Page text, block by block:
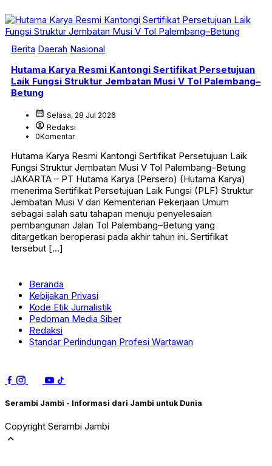
Berita Daerah Nasional
Hutama Karya Resmi Kantongi Sertifikat Persetujuan
Laik Fungsi Struktur Jembatan Musi V Tol Palembang–
Betung
calendar_month Selasa, 28 Jul 2026
account_circle Redaksi
0Komentar
Hutama Karya Resmi Kantongi Sertifikat Persetujuan Laik
Fungsi Struktur Jembatan Musi V Tol Palembang–Betung
JAKARTA – PT Hutama Karya (Persero) (Hutama Karya)
menerima Sertifikat Persetujuan Laik Fungsi (PLF) Struktur
Jembatan Musi V dari Kementerian Pekerjaan Umum
sebagai salah satu tahapan menuju penyelesaian
pembangunan Jalan Tol Palembang–Betung yang
ditargetkan beroperasi pada akhir tahun ini. Sertifikat
tersebut […]
Beranda
Kebijakan Privasi
Kode Etik Jurnalistik
Pedoman Media Siber
Redaksi
Standar Perlindungan Profesi Wartawan
Serambi Jambi - Informasi dari Jambi untuk Dunia
Copyright Serambi Jambi
expand_less